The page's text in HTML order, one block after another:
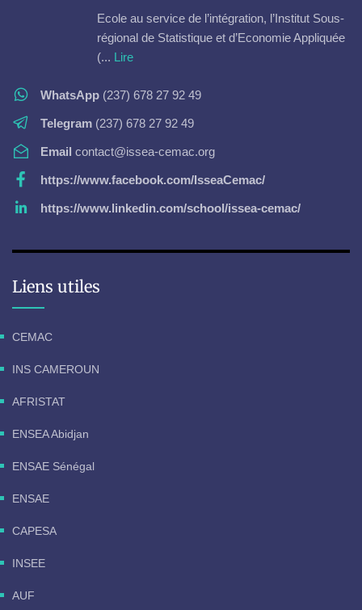
Ecole au service de l’intégration, l’Institut Sous-
régional de Statistique et d’Economie Appliquée
(... Lire
WhatsApp (237) 678 27 92 49
Telegram (237) 678 27 92 49
Email contact@issea-cemac.org
https://www.facebook.com/IsseaCemac/
https://www.linkedin.com/school/issea-cemac/
Liens utiles
CEMAC
INS CAMEROUN
AFRISTAT
ENSEA Abidjan
ENSAE Sénégal
ENSAE
CAPESA
INSEE
AUF